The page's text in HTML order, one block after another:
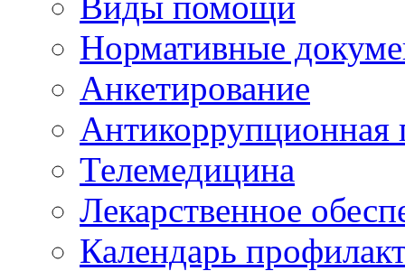
Нормативные
Анкетирование
Антикоррупционная
Телемедицина
Лекарственное
Календарь